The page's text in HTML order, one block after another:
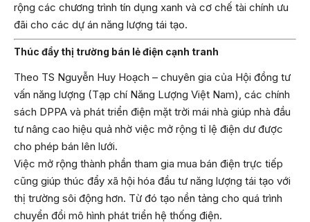
rộng các chương trình tín dụng xanh và cơ chế tài chính ưu
đãi cho các dự án năng lượng tái tạo.
Thúc đẩy thị trường bán lẻ điện cạnh tranh
Theo TS Nguyễn Huy Hoạch – chuyên gia của Hội đồng tư
vấn năng lượng (Tạp chí Năng Lượng Việt Nam), các chính
sách DPPA và phát triển điện mặt trời mái nhà giúp nhà đầu
tư nâng cao hiệu quả nhờ việc mở rộng tỉ lệ điện dư được
cho phép bán lên lưới.
Việc mở rộng thành phần tham gia mua bán điện trực tiếp
cũng giúp thúc đẩy xã hội hóa đầu tư năng lượng tái tạo với
thị trường sôi động hơn. Từ đó tạo nền tảng cho quá trình
chuyển đổi mô hình phát triển hệ thống điện.